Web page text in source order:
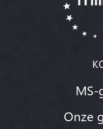
MS-
Onze